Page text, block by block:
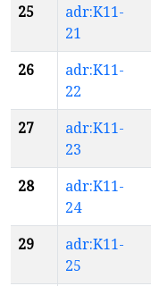
25
adr:K11-
21
26
adr:K11-
22
27
adr:K11-
23
28
adr:K11-
24
29
adr:K11-
25